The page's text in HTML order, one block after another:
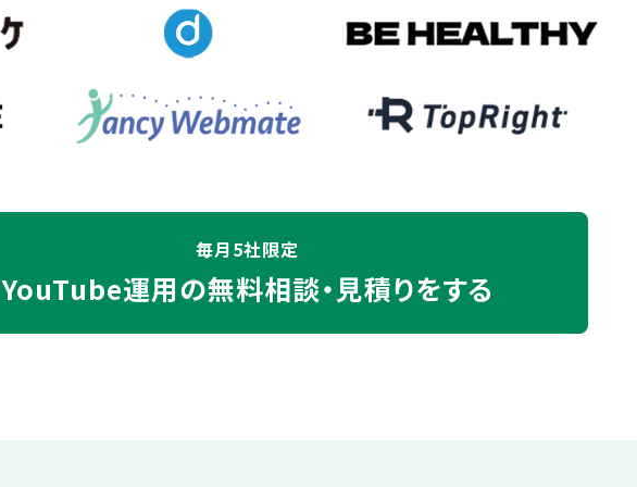
毎月5社限定
YouTube運用の無料相談・見積りをする